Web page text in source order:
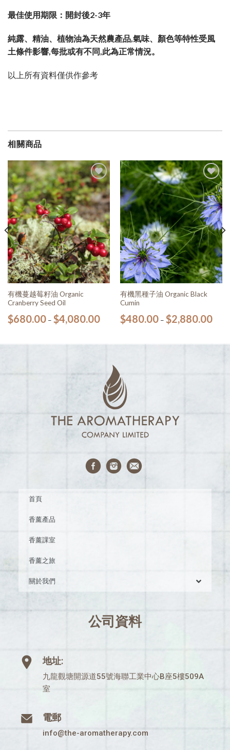
最佳使用期限：開封後2-3年
純露、精油、植物油為天然農產品,氣味、顏色等特性受風
土條件影響,每批或有不同,此為正常情況。
以上所有資料僅供作參考
相關商品
加入
願望
清單
有機蔓越莓籽油 Organic
Cranberry Seed Oil
$680.00– $4,080.00
加入
願望
清單
有機黑種子油 Organic Black
Cumin
$480.00– $2,880.00
首頁
香薰產品
香薰課室
香薰之旅
關於我們
公司資料
地址:
九龍觀塘開源道55號海聯工業中心B座5樓509A
室
電郵
info@the-aromatherapy.com